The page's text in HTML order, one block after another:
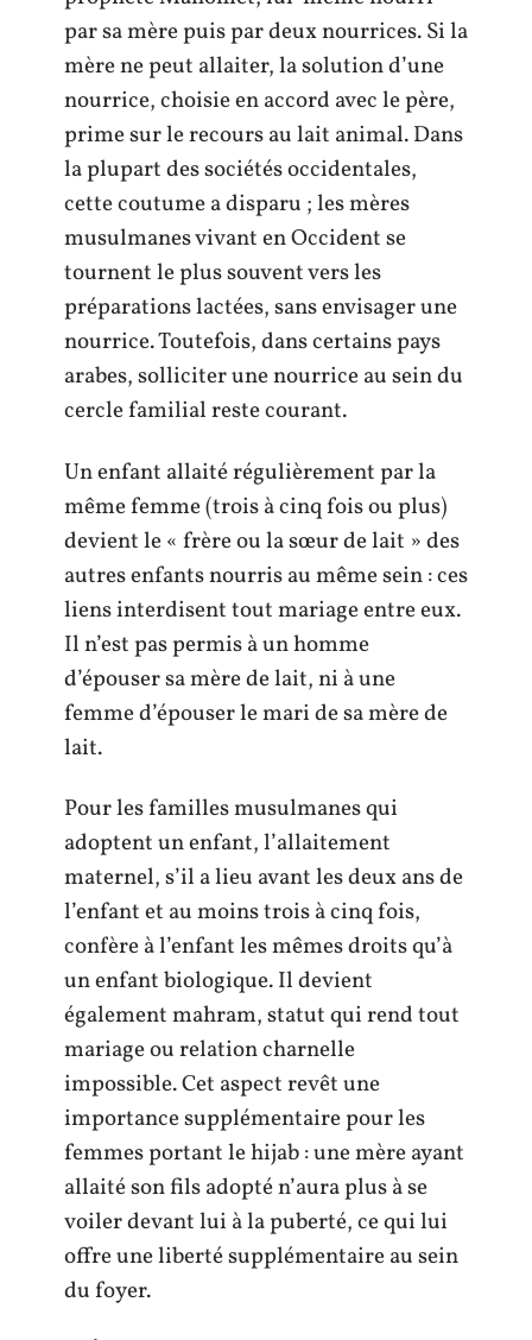
par sa mère puis par deux nourrices. Si la
mère ne peut allaiter, la solution d’une
nourrice, choisie en accord avec le père,
prime sur le recours au lait animal. Dans
la plupart des sociétés occidentales,
cette coutume a disparu ; les mères
musulmanes vivant en Occident se
tournent le plus souvent vers les
préparations lactées, sans envisager une
nourrice. Toutefois, dans certains pays
arabes, solliciter une nourrice au sein du
cercle familial reste courant.
Un enfant allaité régulièrement par la
même femme (trois à cinq fois ou plus)
devient le « frère ou la sœur de lait » des
autres enfants nourris au même sein : ces
liens interdisent tout mariage entre eux.
Il n’est pas permis à un homme
d’épouser sa mère de lait, ni à une
femme d’épouser le mari de sa mère de
lait.
Pour les familles musulmanes qui
adoptent un enfant, l’allaitement
maternel, s’il a lieu avant les deux ans de
l’enfant et au moins trois à cinq fois,
confère à l’enfant les mêmes droits qu’à
un enfant biologique. Il devient
également mahram, statut qui rend tout
mariage ou relation charnelle
impossible. Cet aspect revêt une
importance supplémentaire pour les
femmes portant le hijab : une mère ayant
allaité son fils adopté n’aura plus à se
voiler devant lui à la puberté, ce qui lui
offre une liberté supplémentaire au sein
du foyer.